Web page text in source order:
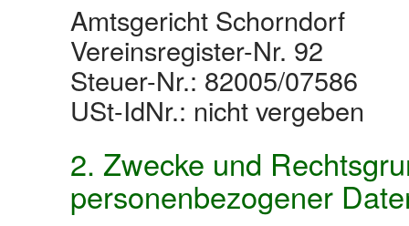
Amtsgericht Schorndorf
Vereinsregister-Nr. 92
Steuer-Nr.: 82005/07586
USt-IdNr.: nicht vergeben
2. Zwecke und
personenbezogener